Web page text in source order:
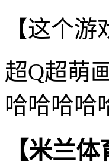
【这个
超Q超萌
哈哈哈哈
【米兰